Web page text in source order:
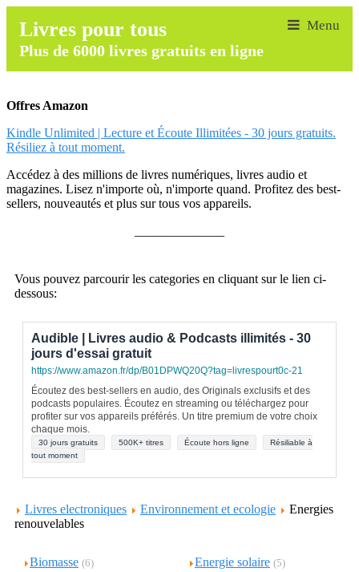
Livres pour tous
Plus de 6000 livres gratuits en ligne
Offres Amazon
Kindle Unlimited | Lecture et Écoute Illimitées - 30 jours gratuits.
Résiliez à tout moment.
Accédez à des millions de livres numériques, livres audio et
magazines. Lisez n'importe où, n'importe quand. Profitez des best-
sellers, nouveautés et plus sur tous vos appareils.
Vous pouvez parcourir les categories en cliquant sur le lien ci-
dessous:
Audible | Livres audio & Podcasts illimités - 30
jours d'essai gratuit
https://www.amazon.fr/dp/B01DPWQ20Q?tag=livrespourt0c-21
Écoutez des best-sellers en audio, des Originals exclusifs et des
podcasts populaires. Écoutez en streaming ou téléchargez pour
profiter sur vos appareils préférés. Un titre premium de votre choix
chaque mois.
30 jours gratuits 500K+ titres Écoute hors ligne
Résiliable à
tout moment
Livres electroniques Environnement et ecologie
Energies
renouvelables
Biomasse (6) Energie solaire (5)